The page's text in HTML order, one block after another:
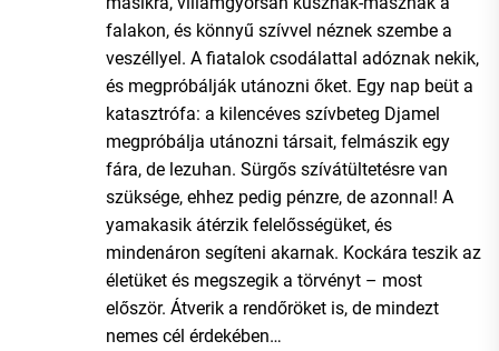
falakon, és könnyű szívvel néznek szembe a
veszéllyel. A fiatalok csodálattal adóznak nekik,
és megpróbálják utánozni őket. Egy nap beüt a
katasztrófa: a kilencéves szívbeteg Djamel
megpróbálja utánozni társait, felmászik egy
fára, de lezuhan. Sürgős szívátültetésre van
szüksége, ehhez pedig pénzre, de azonnal! A
yamakasik átérzik felelősségüket, és
mindenáron segíteni akarnak. Kockára teszik az
életüket és megszegik a törvényt – most
először. Átverik a rendőröket is, de mindezt
nemes cél érdekében…